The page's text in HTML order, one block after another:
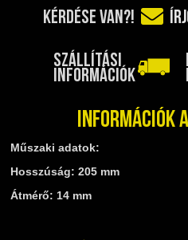
MOTORBLOKK ÉS ALKATRÉSZEI
RUHÁZAT, VÉDŐFELSZERELÉSEK
TELESZKÓP ÉS ALKATRÉSZEI
VÁZ, FUTÓMŰ, SZILENT,
ZÁRAK, GYÚJTÁSKAPCSOLÓK
KÉRDÉSE VAN?!
SZÁLLÍTÁSI
INFORMÁCIÓK
Információk
Műszaki adatok:
Hosszúság: 205 mm
Átmérő: 14 mm